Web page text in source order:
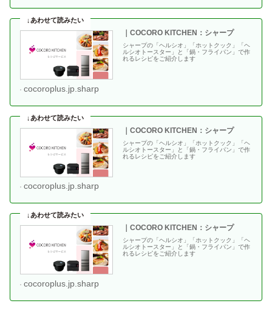
｜COCORO KITCHEN：シャープ
シャープの「ヘルシオ」「ホットクック」「ヘ
ルシオトースター」と「鍋・フライパン」で作
れるレシピをご紹介します
cocoroplus.jp.sharp
｜COCORO KITCHEN：シャープ
シャープの「ヘルシオ」「ホットクック」「ヘ
ルシオトースター」と「鍋・フライパン」で作
れるレシピをご紹介します
cocoroplus.jp.sharp
｜COCORO KITCHEN：シャープ
シャープの「ヘルシオ」「ホットクック」「ヘ
ルシオトースター」と「鍋・フライパン」で作
れるレシピをご紹介します
cocoroplus.jp.sharp